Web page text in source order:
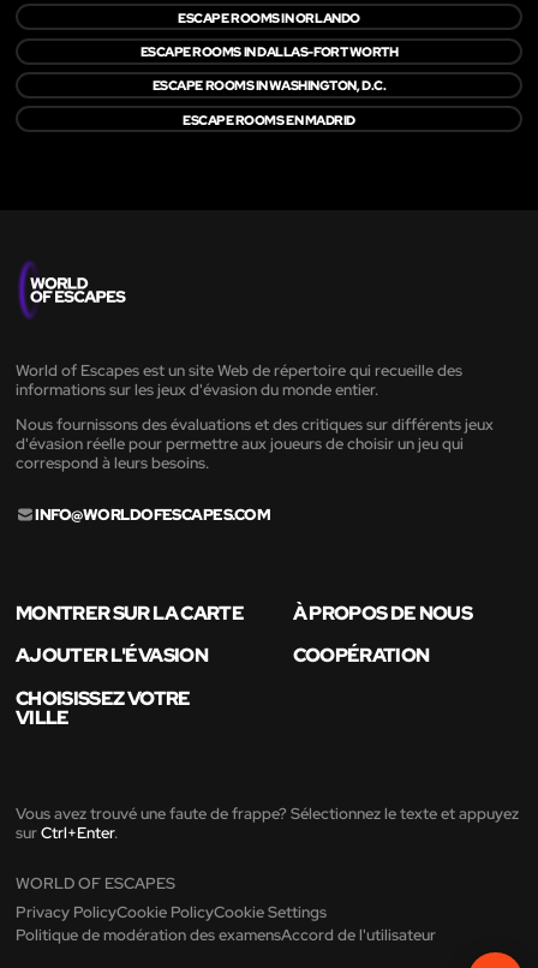
ESCAPE ROOMS IN ORLANDO
ESCAPE ROOMS IN DALLAS-FORT WORTH
ESCAPE ROOMS IN WASHINGTON, D.C.
ESCAPE ROOMS EN MADRID
World of Escapes est un site Web de répertoire qui recueille des
informations sur les jeux d'évasion du monde entier.
Nous fournissons des évaluations et des critiques sur différents jeux
d'évasion réelle pour permettre aux joueurs de choisir un jeu qui
correspond à leurs besoins.
INFO@WORLDOFESCAPES.COM
MONTRER SUR LA CARTE
À PROPOS DE NOUS
AJOUTER L'ÉVASION
COOPÉRATION
CHOISISSEZ VOTRE
VILLE
Vous avez trouvé une faute de frappe? Sélectionnez le texte et appuyez
surCtrl+Enter.
WORLD OF ESCAPES
Privacy PolicyCookie PolicyCookie Settings
Politique de modération des examensAccord de l'utilisateur